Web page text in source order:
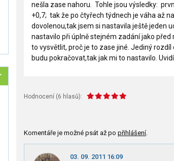
nešla zase nahoru. Tohle jsou výsledky:
+0,7; tak že po čtyřech týdnech je váha až
dovolenou,tak jsem si nastavila ještě jeden
nastavilo při úplně stejném zadání jako před
to vysvětlit, proč je to zase jiné. Jediný
budu pokračovat,tak jak mi to nastavilo.
Hodnocení (6 hlasů):
Komentáře je možné psát až po přihlášení.
03. 09. 2011 16:09